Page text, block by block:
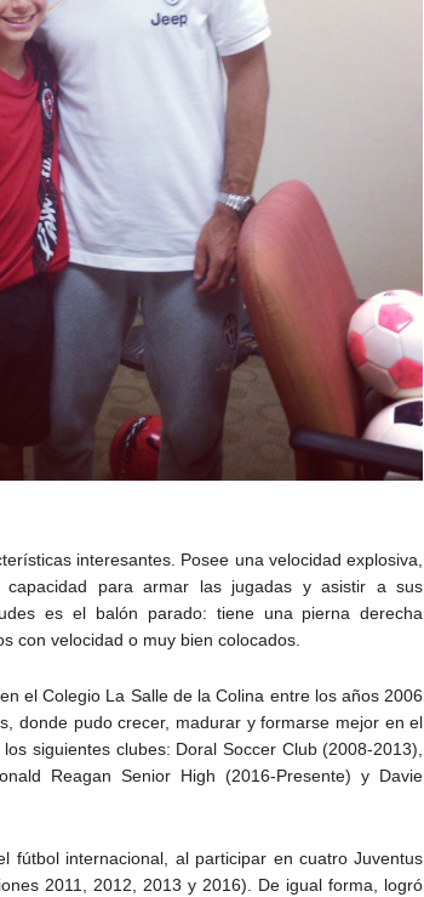
interesantes. Posee una velocidad explosiva,
para armar las jugadas y asistir a sus
es el balón parado: tiene una pierna derecha
con velocidad o muy bien colocados.
el Colegio La Salle de la Colina entre los años 2006
donde pudo crecer, madurar y formarse mejor en el
siguientes clubes: Doral Soccer Club (2008-2013),
Reagan Senior High (2016-Presente) y Davie
fútbol internacional, al participar en cuatro Juventus
2011, 2012, 2013 y 2016). De igual forma, logró